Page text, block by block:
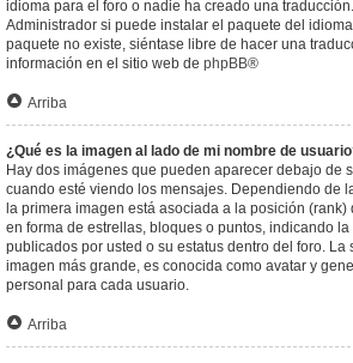
idioma para el foro o nadie ha creado una
Administrador si puede instalar el paquete del
paquete no existe, siéntase libre de hacer una
información en el sitio web de phpBB®
Arriba
¿Qué es la imagen al lado de mi nombre de
Hay dos imágenes que pueden aparecer debajo de
cuando esté viendo los mensajes. Dependiendo de
la primera imagen está asociada a la posición
en forma de estrellas, bloques o puntos, indicando
publicados por usted o su estatus dentro del foro.
imagen más grande, es conocida como avatar y
personal para cada usuario.
Arriba